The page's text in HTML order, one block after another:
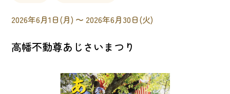
2026年6月1日(月) 〜 2026年6月30日(火)
高幡不動尊あじさいまつり